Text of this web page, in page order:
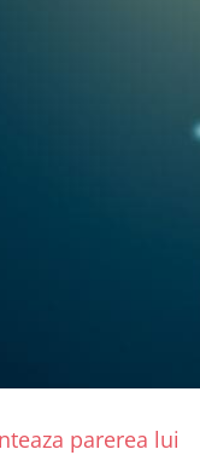
parerea lui